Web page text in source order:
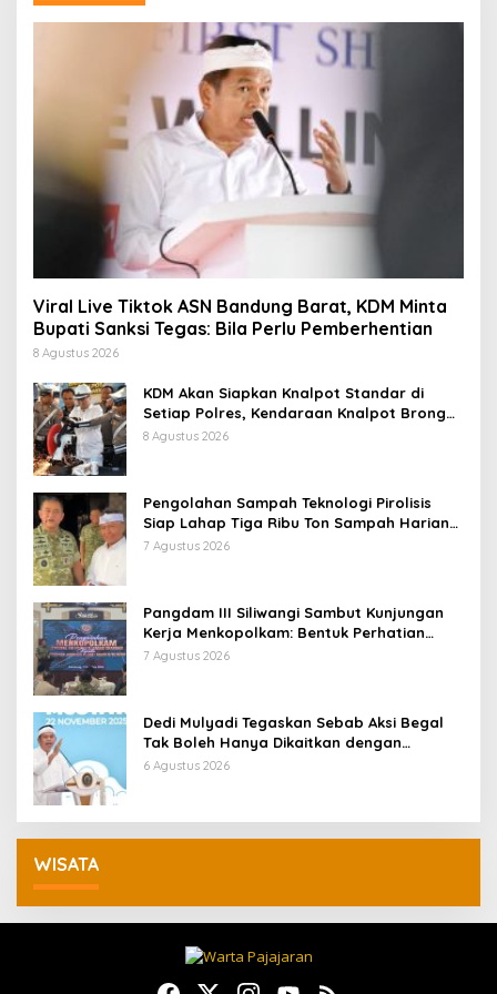
Viral Live Tiktok ASN Bandung Barat, KDM Minta
Bupati Sanksi Tegas: Bila Perlu Pemberhentian
8 Agustus 2026
KDM Akan Siapkan Knalpot Standar di
Setiap Polres, Kendaraan Knalpot Brong
Tertangkap Langsung Ganti
8 Agustus 2026
Pengolahan Sampah Teknologi Pirolisis
Siap Lahap Tiga Ribu Ton Sampah Harian
Jawa Barat
7 Agustus 2026
Pangdam III Siliwangi Sambut Kunjungan
Kerja Menkopolkam: Bentuk Perhatian
Pemerintah
7 Agustus 2026
Dedi Mulyadi Tegaskan Sebab Aksi Begal
Tak Boleh Hanya Dikaitkan dengan
Ekonomi
6 Agustus 2026
WISATA